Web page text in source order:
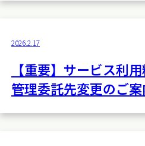
2026.2.17
【重要】サービス利
管理委託先変更のご